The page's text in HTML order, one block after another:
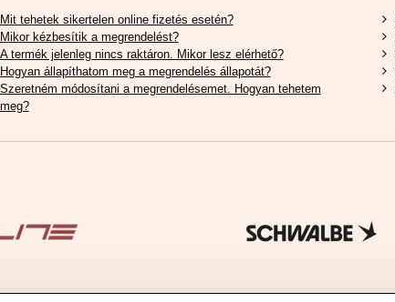
Mit tehetek sikertelen online fizetés esetén?
Mikor kézbesítik a megrendelést?
A termék jelenleg nincs raktáron. Mikor lesz elérhető?
Hogyan állapíthatom meg a megrendelés állapotát?
Szeretném módosítani a megrendelésemet. Hogyan tehetem
meg?